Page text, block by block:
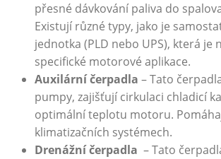
přesné​ dávkování paliva do
Existují různé⁢ typy, jako je
⁢jednotka (PLD nebo UPS), která je​
specifické motorové aplikace.
Auxilární čerpadla – Tato
pumpy,⁤ zajišťují cirkulaci ‍chladicí
optimální teplotu motoru.
klimatizačních systémech.
Drenážní čerpadla
– Tato